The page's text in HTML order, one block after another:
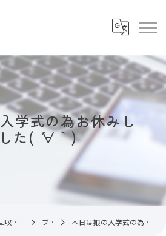
学式の為お休みし
た( ´∀｀)
佐賀県唐津市の不用品回収なら片付け代行サービスC.U ブログ 本日は娘の入学式の為お休みしました( ´∀｀)